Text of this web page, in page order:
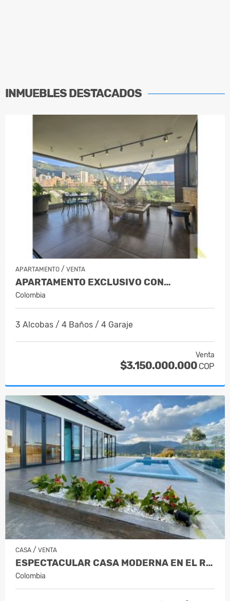
INMUEBLESDESTACADOS
APARTAMENTO / VENTA
APARTAMENTO EXCLUSIVO CON…
Colombia
3 Alcobas / 4 Baños / 4 Garaje
Venta
$3.150.000.000 COP
CASA / VENTA
ESPECTACULAR CASA MODERNA EN EL RETIRO
Colombia